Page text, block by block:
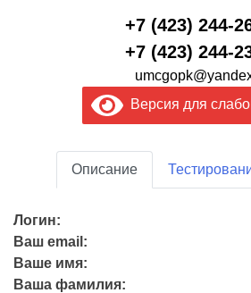
+7 (423) 244-
+7 (423) 244-
Версия для
Описание
Логин:
Ваш email:
Ваше имя:
Ваша фамилия: